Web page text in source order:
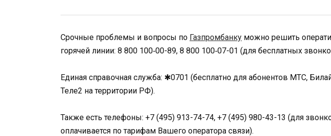
Срочные проблемы и вопросы по Газпромбанку можно решить
горячей линии: 8 800 100‑00-89, 8 800 100‑07-01 (для бесплатных
Единая справочная служба: ✱0701 (бесплатно для абонентов МТС,
Теле2 на территории РФ).
Также есть телефоны: +7 (495) 913-74-74, +7 (495) 980-43-13 (для
оплачивается по тарифам Вашего оператора связи).